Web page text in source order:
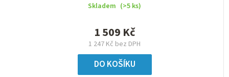
Skladem (>5 ks)
1 247 Kč bez DPH
1 509 Kč
DO KOŠÍKU